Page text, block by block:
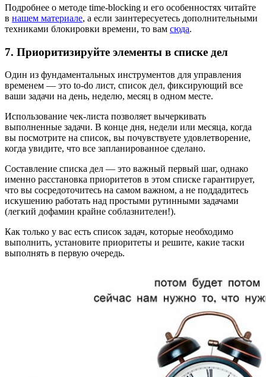
Подробнее о методе time-blocking и его особенностях читайте
в нашем материале, а если заинтересуетесь дополнительными
техниками блокировки времени, то вам сюда.
7. Приоритизируйте элементы в списке дел
Один из фундаментальных инструментов для управления
временем — это to-do лист, список дел, фиксирующий все
ваши задачи на день, неделю, месяц в одном месте.
Использование чек-листа позволяет вычеркивать
выполненные задачи. В конце дня, недели или месяца, когда
вы посмотрите на список, вы почувствуете удовлетворение,
когда увидите, что все запланированное сделано.
Составление списка дел — это важный первый шаг, однако
именно расстановка приоритетов в этом списке гарантирует,
что вы сосредоточитесь на самом важном, а не поддадитесь
искушению работать над простыми рутинными задачами
(легкий дофамин крайне соблазнителен!).
Как только у вас есть список задач, которые необходимо
выполнить, установите приоритеты и решите, какие таски
выполнять в первую очередь.